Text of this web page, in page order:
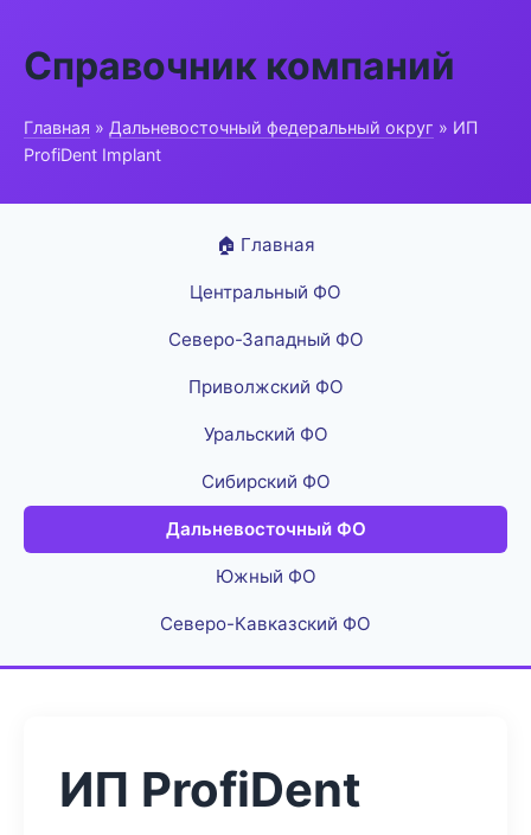
Справочник компаний
Главная » Дальневосточный федеральный округ » ИП
ProfiDent Implant
🏠 Главная
Центральный ФО
Северо-Западный ФО
Приволжский ФО
Уральский ФО
Сибирский ФО
Дальневосточный ФО
Южный ФО
Северо-Кавказский ФО
ИП ProfiDent